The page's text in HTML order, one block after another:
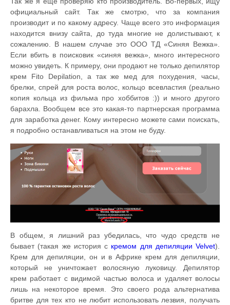
официальный сайт. Так же смотрю, что за компания
производит и по какому адресу. Чаще всего это информация
находится внизу сайта, до туда многие не долистывают, к
сожалению. В нашем случае это ООО ТД «Синяя Вежка».
Если вбить в поисковик «синяя вежка», много интересного
можно увидеть. К примеру, они продают не только депилятор
крем Fito Depilation, а так же мед для похудения, часы,
брелки, спрей для роста волос, кольцо всевластия (реально
копия кольца из фильма про хоббитов :)) и много другого
барахла. Вообщем все это какая-то партнерская программа
для заработка денег. Кому интересно можете сами поискать,
я подробно останавливаться на этом не буду.
В общем, я лишний раз убедилась, что чудо средств не
бывает (такая же история с кремом для депиляции Velvet).
Крем для депиляции, он и в Африке крем для депиляции,
который не уничтожает волосяную луковицу. Депилятор
крем работает с видимой частью волоса и удаляет волосы
лишь на некоторое время. Это своего рода альтернатива
бритве для тех кто не любит использовать лезвия, получать